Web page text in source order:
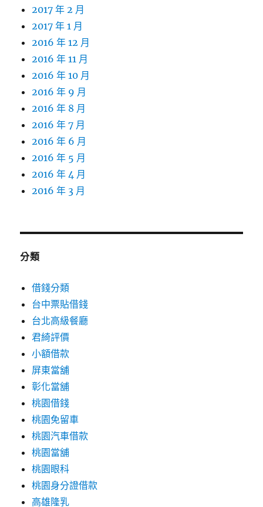
2017 年 2 月
2017 年 1 月
2016 年 12 月
2016 年 11 月
2016 年 10 月
2016 年 9 月
2016 年 8 月
2016 年 7 月
2016 年 6 月
2016 年 5 月
2016 年 4 月
2016 年 3 月
分類
借錢分類
台中票貼借錢
台北高級餐廳
君綺評價
小額借款
屏東當舖
彰化當舖
桃園借錢
桃園免留車
桃園汽車借款
桃園當舖
桃園眼科
桃園身分證借款
高雄隆乳